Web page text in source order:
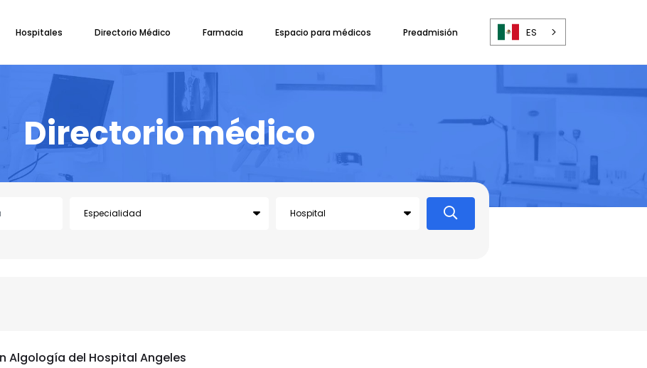
Hospitales Directorio Médico Farmacia Espacio para médicos Preadmisión ES
Directorio médico
Algología del Hospital Angeles